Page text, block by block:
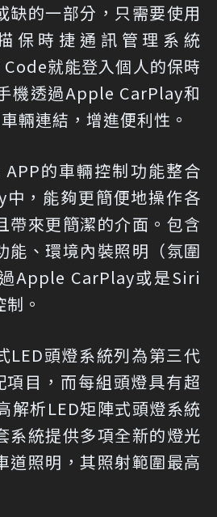
缺的一部分，只需要使用
保時捷通訊管理系統
Code就能登入個人的保時
機透過Apple CarPlay和
輛連結，增進便利性。
的車輛控制功能整合
，能夠更簡便地操作各
帶來更簡潔的介面。包含
能、環境內裝照明（氛圍
Apple CarPlay或是Siri
。
LED頭燈系統列為第三代
目，而每組頭燈具有超
解析LED矩陣式頭燈系統
系統提供多項全新的燈光
道照明，其照射範圍最高